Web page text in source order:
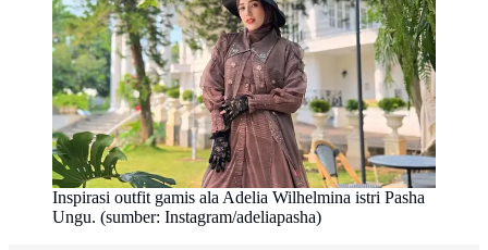
Inspirasi outfit gamis ala Adelia Wilhelmina istri Pasha
Ungu. (sumber: Instagram/adeliapasha)